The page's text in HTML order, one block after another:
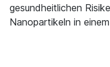
gesundheitlichen
Nanopartikeln in